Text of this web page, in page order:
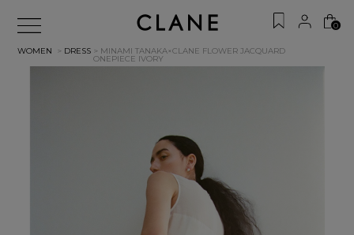
0
WOMEN > DRESS > MINAMI TANAKA×CLANE FLOWER JACQUARD
ONEPIECE IVORY